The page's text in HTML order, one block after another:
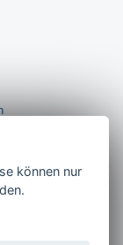
können nur